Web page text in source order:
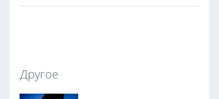
Другое